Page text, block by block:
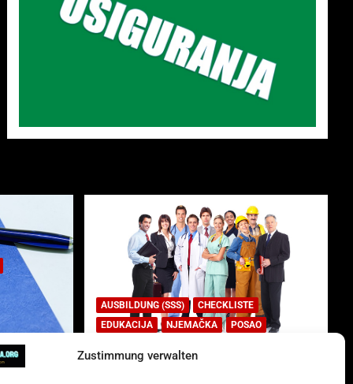
Zustimmung verwalten
AUSBILDUNG (SSS)
CHECKLISTE
EDUKACIJA
NJEMAČKA POSAO
Lista najtraženijih deficitarnih